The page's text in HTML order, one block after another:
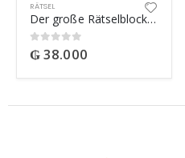
RÄTSEL
Der große Rätselblock 49
0out of 5
₲38.000